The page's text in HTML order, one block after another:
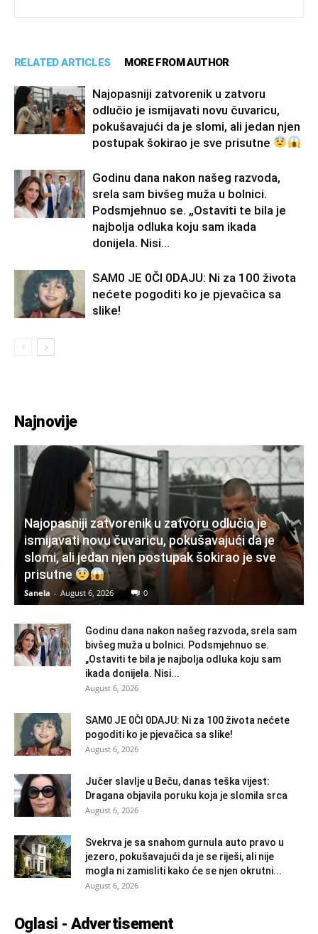
RELATED ARTICLES MORE FROM AUTHOR
Najopasniji zatvorenik u zatvoru
odlučio je ismijavati novu čuvaricu,
pokušavajući da je slomi, ali jedan njen
postupak šokirao je sve prisutne
Godinu dana nakon našeg razvoda,
srela sam bivšeg muža u bolnici.
Podsmjehnuo se. „Ostaviti te bila je
najbolja odluka koju sam ikada
donijela. Nisi...
SAM0 JE 0Čl 0DAJU: Ni za 100 života
nećete pogoditi ko je pjevačica sa
slike!
Najnovije
Najopasniji zatvorenik u zatvoru odlučio je
ismijavati novu čuvaricu, pokušavajući da je
slomi, ali jedan njen postupak šokirao je sve
prisutne
Sanela - August 6, 2026 0
Godinu dana nakon našeg razvoda, srela sam
bivšeg muža u bolnici. Podsmjehnuo se.
„Ostaviti te bila je najbolja odluka koju sam
ikada donijela. Nisi...
August 6, 2026
SAM0 JE 0Čl 0DAJU: Ni za 100 života nećete
pogoditi ko je pjevačica sa slike!
August 6, 2026
Jučer slavlje u Beču, danas teška vijest:
Dragana objavila poruku koja je slomila srca
August 6, 2026
Svekrva je sa snahom gurnula auto pravo u
jezero, pokušavajući da je se riješi, ali nije
mogla ni zamisliti kako će se njen okrutni...
August 6, 2026
Oglasi - Advertisement